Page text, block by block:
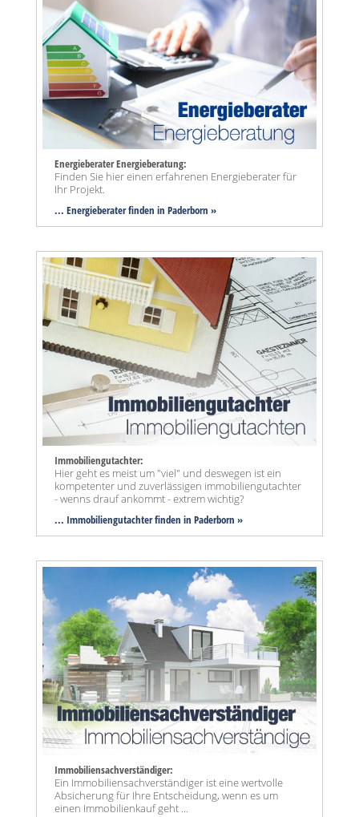
Energieberater Energieberatung:
Finden Sie hier einen erfahrenen Energieberater für
Ihr Projekt.
... Energieberater finden in Paderborn »
Immobiliengutachter:
Hier geht es meist um "viel" und deswegen ist ein
kompetenter und zuverlässigen immobiliengutachter
- wenns drauf ankommt - extrem wichtig?
... Immobiliengutachter finden in Paderborn »
Immobiliensachverständiger:
Ein Immobiliensachverständiger ist eine wertvolle
Absicherung für Ihre Entscheidung, wenn es um
einen Immobilienkauf geht ...